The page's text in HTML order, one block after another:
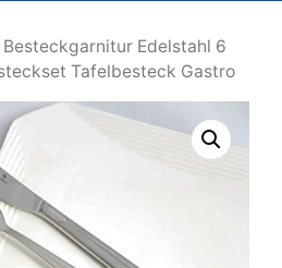
Besteckgarnitur Edelstahl 6
Tafelbesteck Gastro